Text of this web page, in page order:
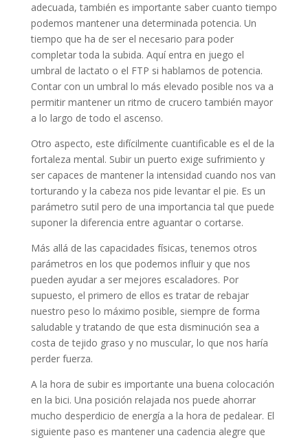
adecuada, también es importante saber cuanto tiempo
podemos mantener una determinada potencia. Un
tiempo que ha de ser el necesario para poder
completar toda la subida. Aquí entra en juego el
umbral de lactato o el FTP si hablamos de potencia.
Contar con un umbral lo más elevado posible nos va a
permitir mantener un ritmo de crucero también mayor
a lo largo de todo el ascenso.
Otro aspecto, este difícilmente cuantificable es el de la
fortaleza mental. Subir un puerto exige sufrimiento y
ser capaces de mantener la intensidad cuando nos van
torturando y la cabeza nos pide levantar el pie. Es un
parámetro sutil pero de una importancia tal que puede
suponer la diferencia entre aguantar o cortarse.
Más allá de las capacidades físicas, tenemos otros
parámetros en los que podemos influir y que nos
pueden ayudar a ser mejores escaladores. Por
supuesto, el primero de ellos es tratar de rebajar
nuestro peso lo máximo posible, siempre de forma
saludable y tratando de que esta disminución sea a
costa de tejido graso y no muscular, lo que nos haría
perder fuerza.
A la hora de subir es importante una buena colocación
en la bici. Una posición relajada nos puede ahorrar
mucho desperdicio de energía a la hora de pedalear. El
siguiente paso es mantener una cadencia alegre que